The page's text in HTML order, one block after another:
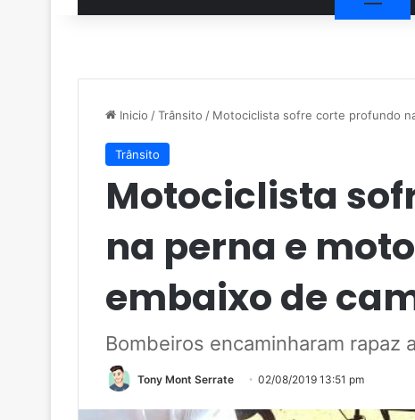
Inicio /Trânsito / Motociclista sofre corte profundo
Trânsito
Motociclista
na perna e
embaixo de
Bombeiros encaminharam rapaz
Tony Mont Serrate 02/08/2019 13:51 pm